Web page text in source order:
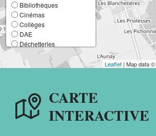
Bibliothèques
Cinémas
Collèges
DAE
Déchetteries
Ecoles élémentaires
Ecoles maternelles
Lieux de culte
Mairies
Multi-accueil
Offices de Tourisme
Leaflet | Map data ©
CARTE
INTERACTIVE